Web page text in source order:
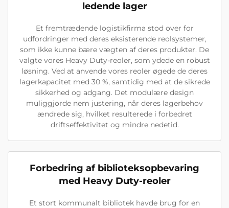
ledende lager
Et fremtrædende logistikfirma stod over for
udfordringer med deres eksisterende reolsystemer,
som ikke kunne bære vægten af deres produkter. De
valgte vores Heavy Duty-reoler, som ydede en robust
løsning. Ved at anvende vores reoler øgede de deres
lagerkapacitet med 30 %, samtidig med at de sikrede
sikkerhed og adgang. Det modulære design
muliggjorde nem justering, når deres lagerbehov
ændrede sig, hvilket resulterede i forbedret
driftseffektivitet og mindre nedetid.
Forbedring af biblioteksopbevaring
med Heavy Duty-reoler
Et stort kommunalt bibliotek havde brug for en